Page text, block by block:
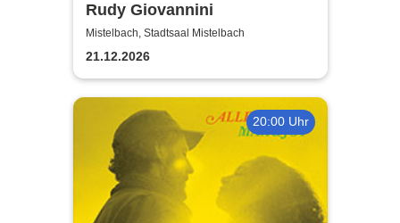
Rudy Giovannini
Mistelbach, Stadtsaal Mistelbach
21.12.2026
20:00 Uhr